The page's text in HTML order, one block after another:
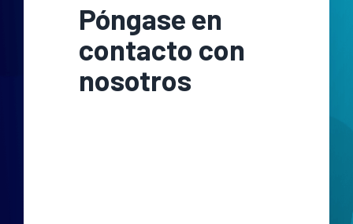
Póngase en
contacto con
nosotros